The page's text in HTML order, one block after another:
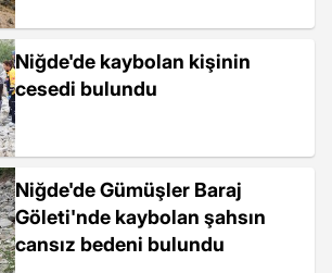
Niğde'de kaybolan kişinin
cesedi bulundu
Niğde'de Gümüşler Baraj
Göleti'nde kaybolan şahsın
cansız bedeni bulundu